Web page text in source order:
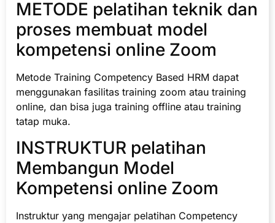
METODE pelatihan teknik dan
proses membuat model
kompetensi online Zoom
Metode Training Competency Based HRM dapat
menggunakan fasilitas training zoom atau training
online, dan bisa juga training offline atau training
tatap muka.
INSTRUKTUR pelatihan
Membangun Model
Kompetensi online Zoom
Instruktur yang mengajar pelatihan Competency